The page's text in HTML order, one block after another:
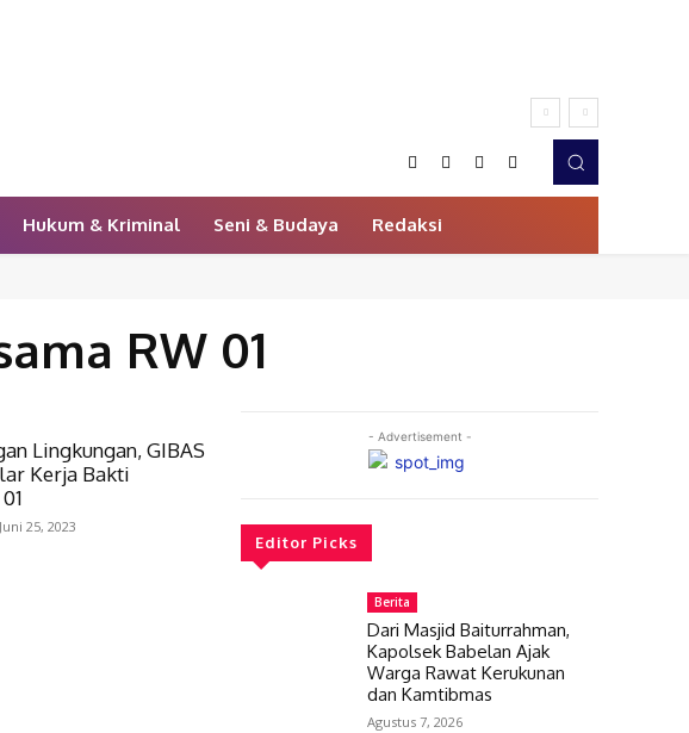
Hukum & Kriminal Seni & Budaya Redaksi
RW 01
Lingkungan, GIBAS
Kerja Bakti
Juni 25, 2023
- Advertisement -
Editor Picks
Berita
Dari Masjid Baiturrahman,
Kapolsek Babelan Ajak
Warga Rawat Kerukunan
dan Kamtibmas
Agustus 7, 2026